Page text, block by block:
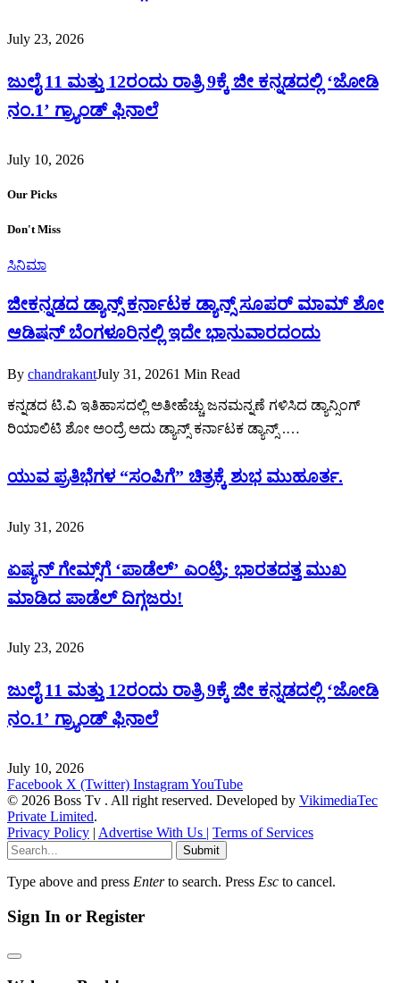
July 23, 2026
ಜುಲೈ 11 ಮತ್ತು 12ರಂದು ರಾತ್ರಿ 9ಕ್ಕೆ ಜೀ ಕನ್ನಡದಲ್ಲಿ ‘ಜೋಡಿ
ನಂ.1’ ಗ್ರ್ಯಾಂಡ್ ಫಿನಾಲೆ
July 10, 2026
Our Picks
Don't Miss
ಸಿನಿಮಾ
ಜೀಕನ್ನಡದ ಡ್ಯಾನ್ಸ್ ಕರ್ನಾಟಕ ಡ್ಯಾನ್ಸ್ ಸೂಪರ್ ಮಾಮ್ ಶೋ
ಆಡಿಷನ್ ಬೆಂಗಳೂರಿನಲ್ಲಿ ಇದೇ ಭಾನುವಾರದಂದು
By chandrakantJuly 31, 20261 Min Read
ಕನ್ನಡದ ಟಿ.ವಿ ಇತಿಹಾಸದಲ್ಲಿ ಅತೀಹೆಚ್ಚು ಜನಮನ್ನಣೆ ಗಳಿಸಿದ ಡ್ಯಾನ್ಸಿಂಗ್
ರಿಯಾಲಿಟಿ ಶೋ ಅಂದ್ರೆ ಅದು ಡ್ಯಾನ್ಸ್ ಕರ್ನಾಟಕ ಡ್ಯಾನ್ಸ್ .…
ಯುವ ಪ್ರತಿಭೆಗಳ “ಸಂಪಿಗೆ” ಚಿತ್ರಕ್ಕೆ ಶುಭ ಮುಹೂರ್ತ.
July 31, 2026
ಏಷ್ಯನ್ ಗೇಮ್ಸ್‌ಗೆ ‘ಪಾಡೆಲ್’ ಎಂಟ್ರಿ; ಭಾರತದತ್ತ ಮುಖ
ಮಾಡಿದ ಪಾಡೆಲ್ ದಿಗ್ಗಜರು!
July 23, 2026
ಜುಲೈ 11 ಮತ್ತು 12ರಂದು ರಾತ್ರಿ 9ಕ್ಕೆ ಜೀ ಕನ್ನಡದಲ್ಲಿ ‘ಜೋಡಿ
ನಂ.1’ ಗ್ರ್ಯಾಂಡ್ ಫಿನಾಲೆ
July 10, 2026
Facebook X (Twitter) InstagramYouTube
© 2026 Boss Tv . All right reserved. Developed by VikimediaTec
Private Limited.
Privacy Policy | Advertise With Us | Terms of Services
Submit
Type above and press Enterto search. Press Esc to cancel.
Sign In or Register